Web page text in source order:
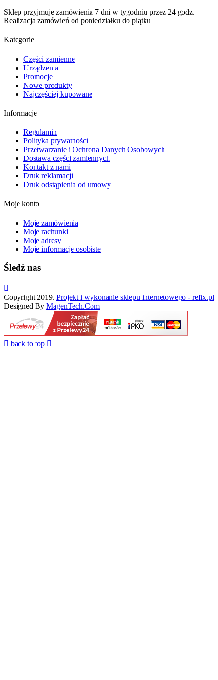
Sklep przyjmuje zamówienia 7 dni w tygodniu przez 24 godz.
Realizacja zamówień od poniedziałku do piątku
Kategorie
Części zamienne
Urządzenia
Promocje
Nowe produkty
Najczęściej kupowane
Informacje
Regulamin
Polityka prywatności
Przetwarzanie i Ochrona Danych Osobowych
Dostawa części zamiennych
Kontakt z nami
Druk reklamacji
Druk odstąpienia od umowy
Moje konto
Moje zamówienia
Moje rachunki
Moje adresy
Moje informacje osobiste
Śledź nas
Copyright 2019. Projekt i wykonanie sklepu internetowego - refix.pl
Designed By MagenTech.Com
back to top